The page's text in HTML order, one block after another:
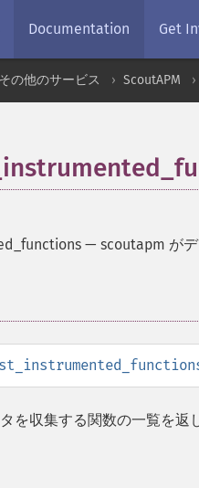
Documentation Get
その他のサービス ScoutAPM
— scoutapm が
を収集する関数の一覧を返